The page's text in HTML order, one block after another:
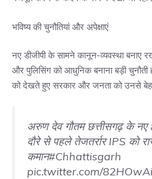
भविष्य की चुनौतियां और अपेक्षाएं
नए डीजीपी के सामने कानून-व्यवस्था बनाए
और पुलिसिंग को आधुनिक बनाना बड़ी
को देखते हुए सरकार और जनता को उनसे
अरुण देव गौतम छत्तीसगढ़ के नए
दौरे से पहले तेजतर्रार IPS को
कमान#Chhattisgarh
pic.twitter.com/